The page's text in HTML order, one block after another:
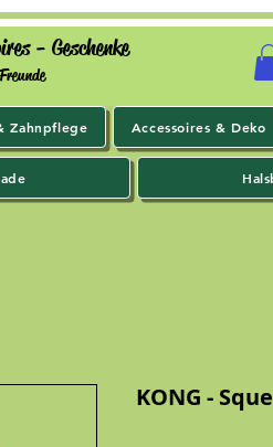
- Geschenke
Zahnpflege Accessoires & Deko
KONG -